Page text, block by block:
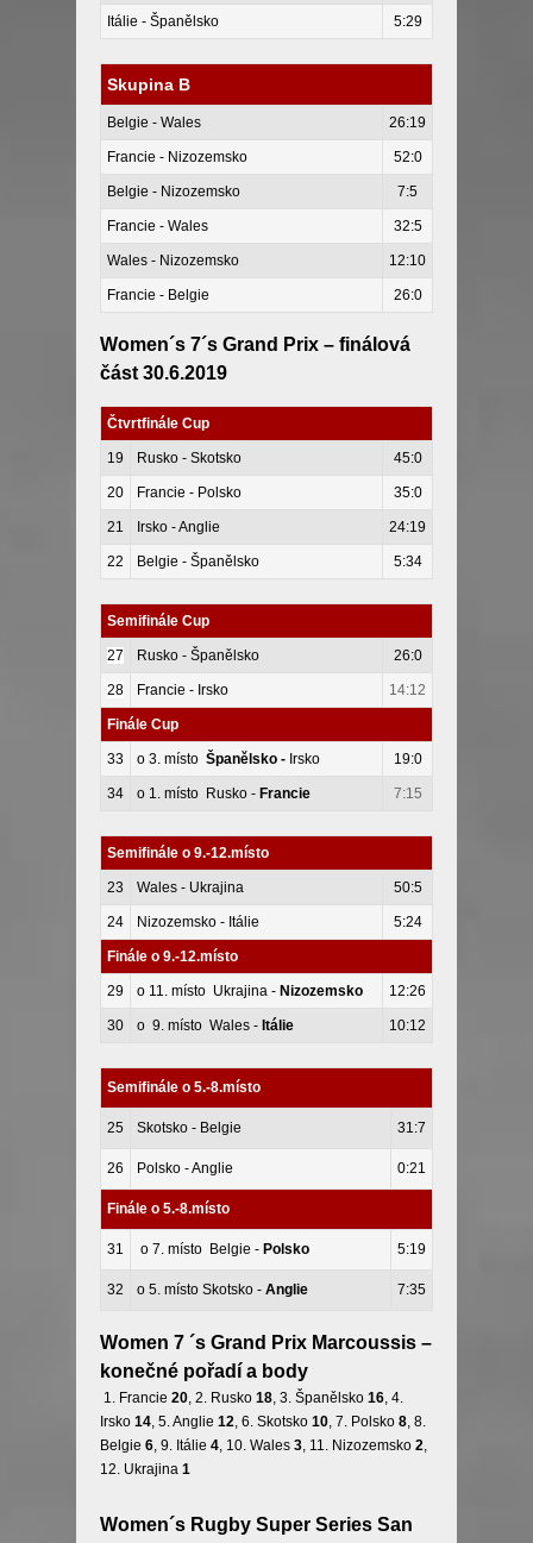
Itálie - Španělsko 5:29
Skupina B
Belgie - Wales 26:19
Francie - Nizozemsko 52:0
Belgie - Nizozemsko 7:5
Francie - Wales 32:5
Wales - Nizozemsko 12:10
Francie - Belgie 26:0
Women´s 7´s Grand Prix – finálová
část 30.6.2019
Čtvrtfinále Cup
19 Rusko - Skotsko 45:0
20 Francie - Polsko 35:0
21 Irsko - Anglie 24:19
22 Belgie - Španělsko 5:34
Semifinále Cup
27 Rusko - Španělsko 26:0
28 Francie - Irsko 14:12
Finále Cup
33 o 3. místo Španělsko - Irsko 19:0
34 o 1. místo Rusko - Francie 7:15
Semifinále o 9.-12.místo
23 Wales - Ukrajina 50:5
24 Nizozemsko - Itálie 5:24
Finále o 9.-12.místo
29 o 11. místo Ukrajina - Nizozemsko 12:26
30 o 9. místo Wales - Itálie 10:12
Semifinále o 5.-8.místo
25 Skotsko - Belgie 31:7
26 Polsko - Anglie 0:21
Finále o 5.-8.místo
31 o 7. místo Belgie - Polsko 5:19
32 o 5. místo Skotsko - Anglie 7:35
Women 7 ´s Grand Prix Marcoussis –
konečné pořadí a body
1. Francie 20, 2. Rusko 18, 3. Španělsko 16, 4.
Irsko 14, 5. Anglie 12, 6. Skotsko 10, 7. Polsko 8, 8.
Belgie 6, 9. Itálie 4, 10. Wales 3, 11. Nizozemsko 2,
12. Ukrajina 1
Women´s Rugby Super Series San